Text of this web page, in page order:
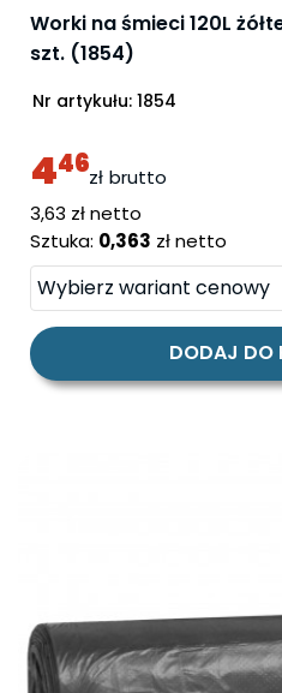
Worki na śmieci 120L
szt. (1854)
Nr artykułu: 1854
446zł brutto
cena
3,63 zł netto
Sztuka: 0,363 zł netto
DODAJ DO